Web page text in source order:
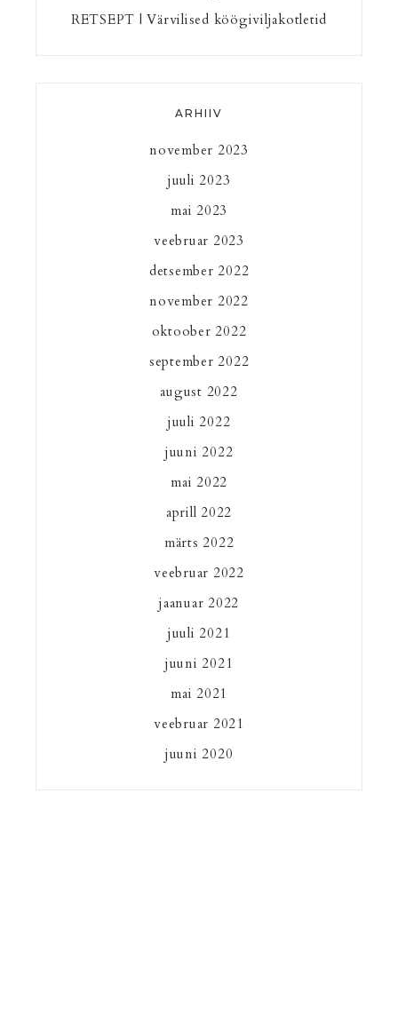
RETSEPT | Värvilised köögiviljakotletid
ARHIIV
november 2023
juuli 2023
mai 2023
veebruar 2023
detsember 2022
november 2022
oktoober 2022
september 2022
august 2022
juuli 2022
juuni 2022
mai 2022
aprill 2022
märts 2022
veebruar 2022
jaanuar 2022
juuli 2021
juuni 2021
mai 2021
veebruar 2021
juuni 2020